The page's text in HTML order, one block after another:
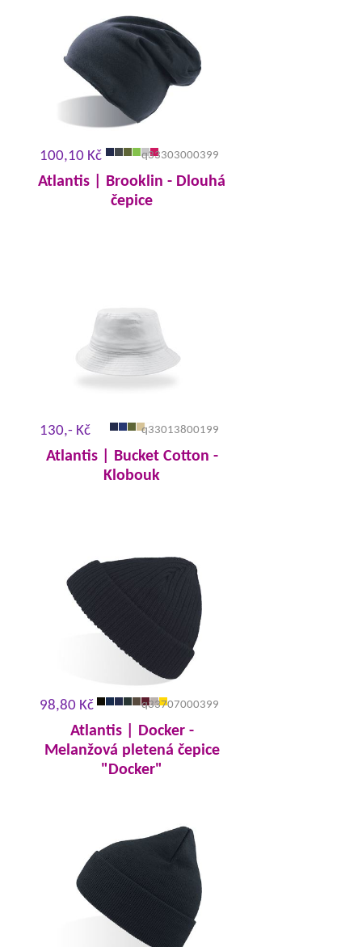
100,10 Kč q33303000399
Atlantis | Brooklin - Dlouhá
čepice
130,- Kč q33013800199
Atlantis | Bucket Cotton -
Klobouk
98,80 Kč q33707000399
Atlantis | Docker -
Melanžová pletená čepice
"Docker"